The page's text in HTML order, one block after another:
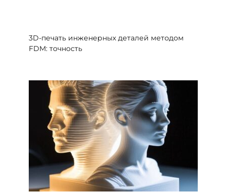
3D-печать инженерных деталей методом
FDM: точность